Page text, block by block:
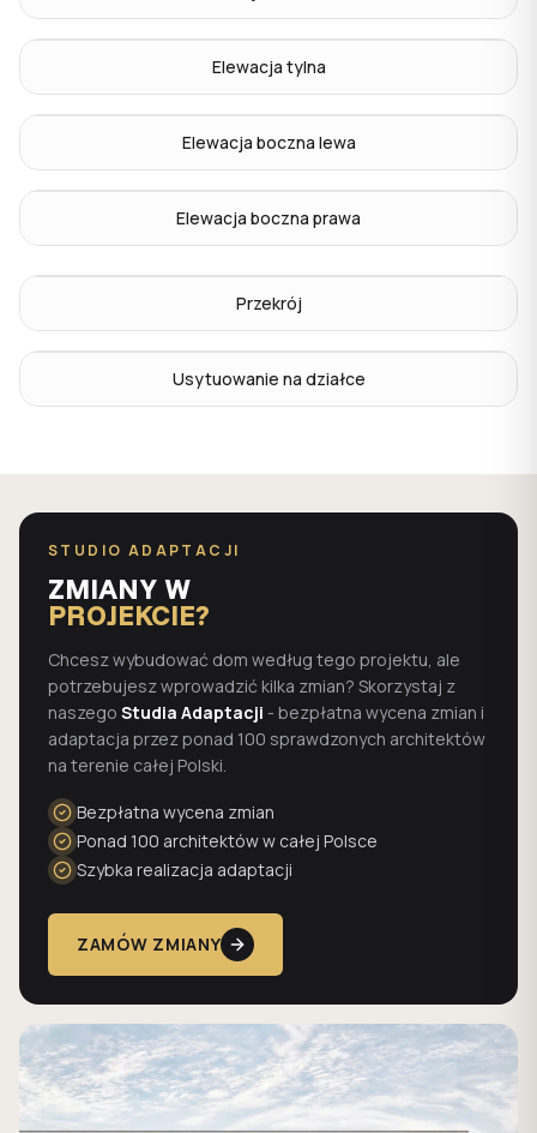
Elewacja tylna
Elewacja boczna lewa
Elewacja boczna prawa
Przekrój
Usytuowanie na działce
STUDIO ADAPTACJI
ZMIANY W
PROJEKCIE?
Chcesz wybudować dom według tego projektu, ale
potrzebujesz wprowadzić kilka zmian? Skorzystaj z
naszego Studia Adaptacji - bezpłatna wycena zmian i
adaptacja przez ponad 100 sprawdzonych architektów
na terenie całej Polski.
Bezpłatna wycena zmian
Ponad 100 architektów w całej Polsce
Szybka realizacja adaptacji
ZAMÓW ZMIANY